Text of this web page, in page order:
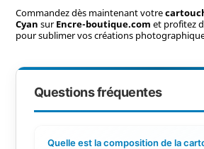
Commandez dès maintenant votre
Cyan surEncre-boutique.com et profitez
pour sublimer vos créations
Questions fréquentes
Quelle est la composition de la